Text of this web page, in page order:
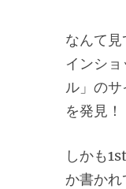
なんて
インシ
ル」の
を発見！
しかも
か書かれ